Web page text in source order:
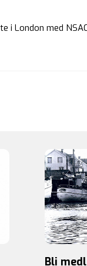
i London med
Bli